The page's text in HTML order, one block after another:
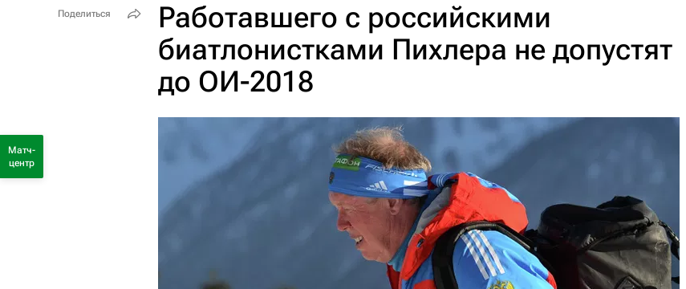
Работавшего с российскими
биатлонистками Пихлера не допустят
до ОИ-2018
Поделиться
Матч-
центр